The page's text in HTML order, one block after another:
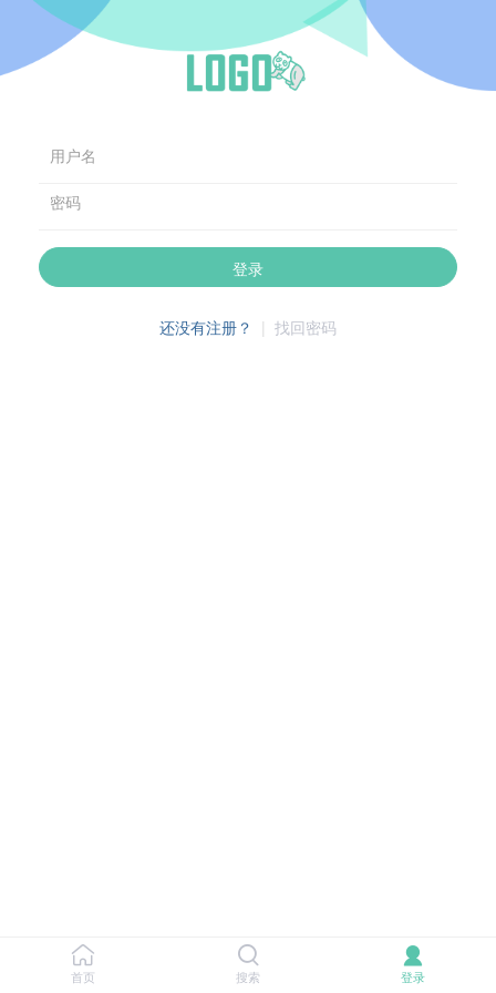
用户名
密码
登录
还没有注册？ | 找回密码
首页 搜索 登录